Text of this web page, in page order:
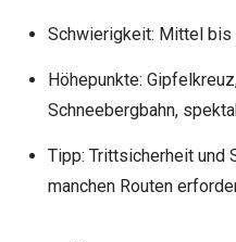
Schwierigkeit: Mittel bis
Höhepunkte:
Schneebergbahn,
Tipp: Trittsicherheit und
manchen Routen